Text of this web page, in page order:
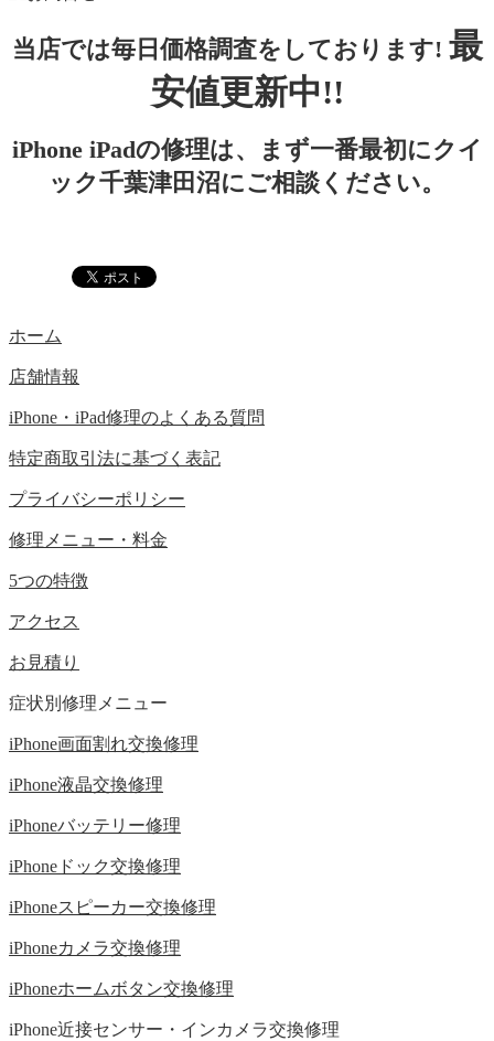
当店では毎日価格調査をしております! 最
安値更新中!!
iPhone iPadの修理は、まず一番最初にクイ
ック千葉津田沼にご相談ください。
ホーム
店舗情報
iPhone・iPad修理のよくある質問
特定商取引法に基づく表記
プライバシーポリシー
修理メニュー・料金
5つの特徴
アクセス
お見積り
症状別修理メニュー
iPhone画面割れ交換修理
iPhone液晶交換修理
iPhoneバッテリー修理
iPhoneドック交換修理
iPhoneスピーカー交換修理
iPhoneカメラ交換修理
iPhoneホームボタン交換修理
iPhone近接センサー・インカメラ交換修理